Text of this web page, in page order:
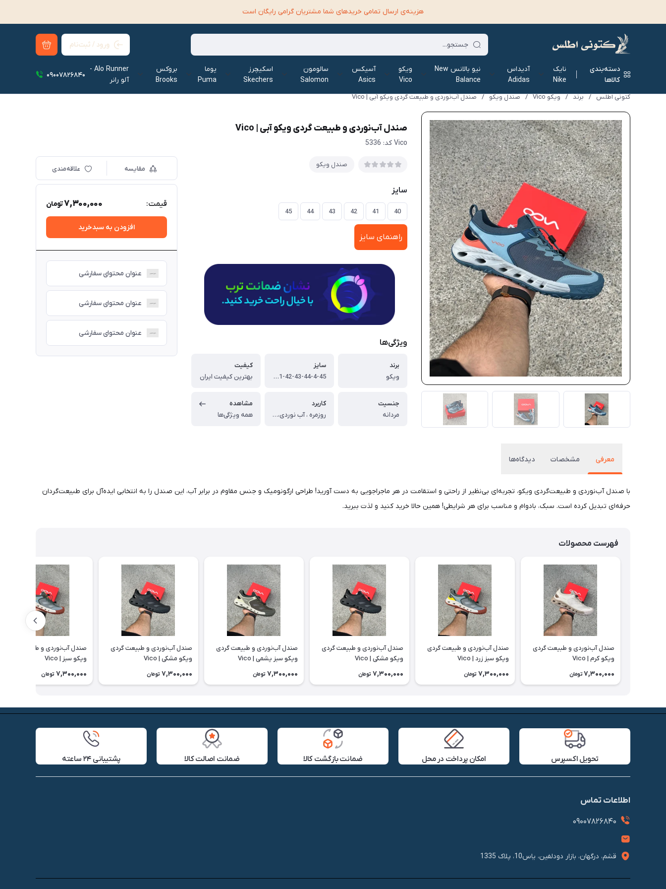
هزینه‌ی ارسال تمامی خرید‌های شما مشتریان گرامی رایگان است
ورود / ثبت‌نام
دسته‌بندی
کالاها
نایک
Nike
آدیداس
Adidas
نیو بالانس New
Balance
ویکو
Vico
آسیکس
Asics
سالومون
Salomon
اسکیچرز
Skechers
پوما
Puma
بروکس
Brooks
Alo Runner -
آلو رانر‌
09007826840
کتونی اطلس / برند / ویکو Vico / صندل ویکو / صندل آب‌نوردی و طبیعت گردی ویکو آبی | Vico
صندل آب‌نوردی و طبیعت گردی ویکو آبی | Vico
Vico کد: 5336
صندل ویکو
سایز
40
41
42
43
44
45
راهنمای سایز
ویژگی‌ها
برند
ویکو
سایز
40-41-42-43-44-4-45
کیفیت
بهترین کیفیت ایران
جنسیت
مردانه
کاربرد
روزمره ، آب نوردی، طبیعت گردی ، تابستانی
مشاهده
همه ویژگی‌ها
مقایسه علاقه‌مندی
قیمت: 7,300,000تومان
افزودن به سبدخرید
عنوان محتوای سفارشی
عنوان محتوای سفارشی
عنوان محتوای سفارشی
معرفی مشخصات دیدگاه‌ها
با صندل آب‌نوردی و طبیعت‌گردی ویکو، تجربه‌ای بی‌نظیر از راحتی و استقامت در هر ماجراجویی به دست آورید! طراحی ارگونومیک و جنس مقاوم در برابر آب، این صندل را به انتخابی ایده‌آل برای طبیعت‌گردان
حرفه‌ای تبدیل کرده است. سبک، بادوام و مناسب برای هر شرایطی! همین حالا خرید کنید و لذت ببرید.
فهرست محصولات
صندل آب‌نوردی و طبیعت گردی
ویکو کرم | Vico
7,300,000 تومان
صندل آب‌نوردی و طبیعت گردی
ویکو سبز زرد | Vico
7,300,000 تومان
صندل آب‌نوردی و طبیعت گردی
ویکو مشکی | Vico
7,300,000 تومان
صندل آب‌نوردی و طبیعت گردی
ویکو سبز یشمی | Vico
7,300,000 تومان
صندل آب‌نوردی و طبیعت گردی
ویکو مشکی | Vico
7,300,000 تومان
صندل آب‌نوردی و طبیعت گردی
ویکو سبز | Vico
7,300,000 تومان
تحویل اکسپرس امکان پرداخت در محل ضمانت بازگشت کالا ضمانت اصالت کالا پشتیبانی ۲۴ ساعته
اطلاعات تماس
09007826840
قشم، درگهان، بازار دودلفین، یاس10، پلاک 1335